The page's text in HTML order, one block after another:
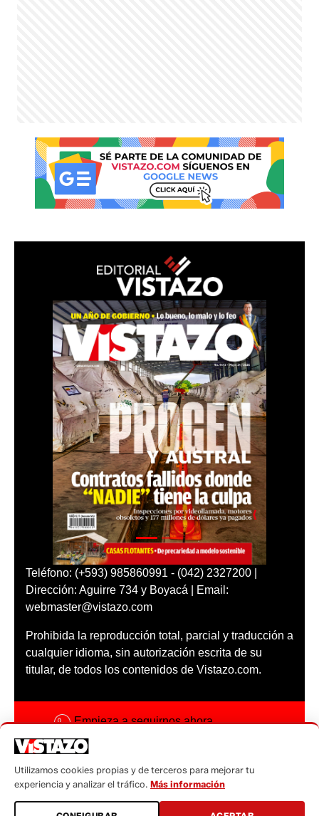
Teléfono: (+593) 985860991 - (042) 2327200 |
Dirección: Aguirre 734 y Boyacá | Email:
webmaster@vistazo.com
Prohibida la reproducción total, parcial y traducción a
cualquier idioma, sin autorización escrita de su
titular, de todos los contenidos de Vistazo.com.
Empieza a seguirnos ahora
Código ética
Sugerencias a:
Utilizamos cookies propias y de terceros para mejorar tu
experiencia y analizar el tráfico. Más información